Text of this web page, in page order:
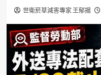
世衛菸草減害專家 王郁揚